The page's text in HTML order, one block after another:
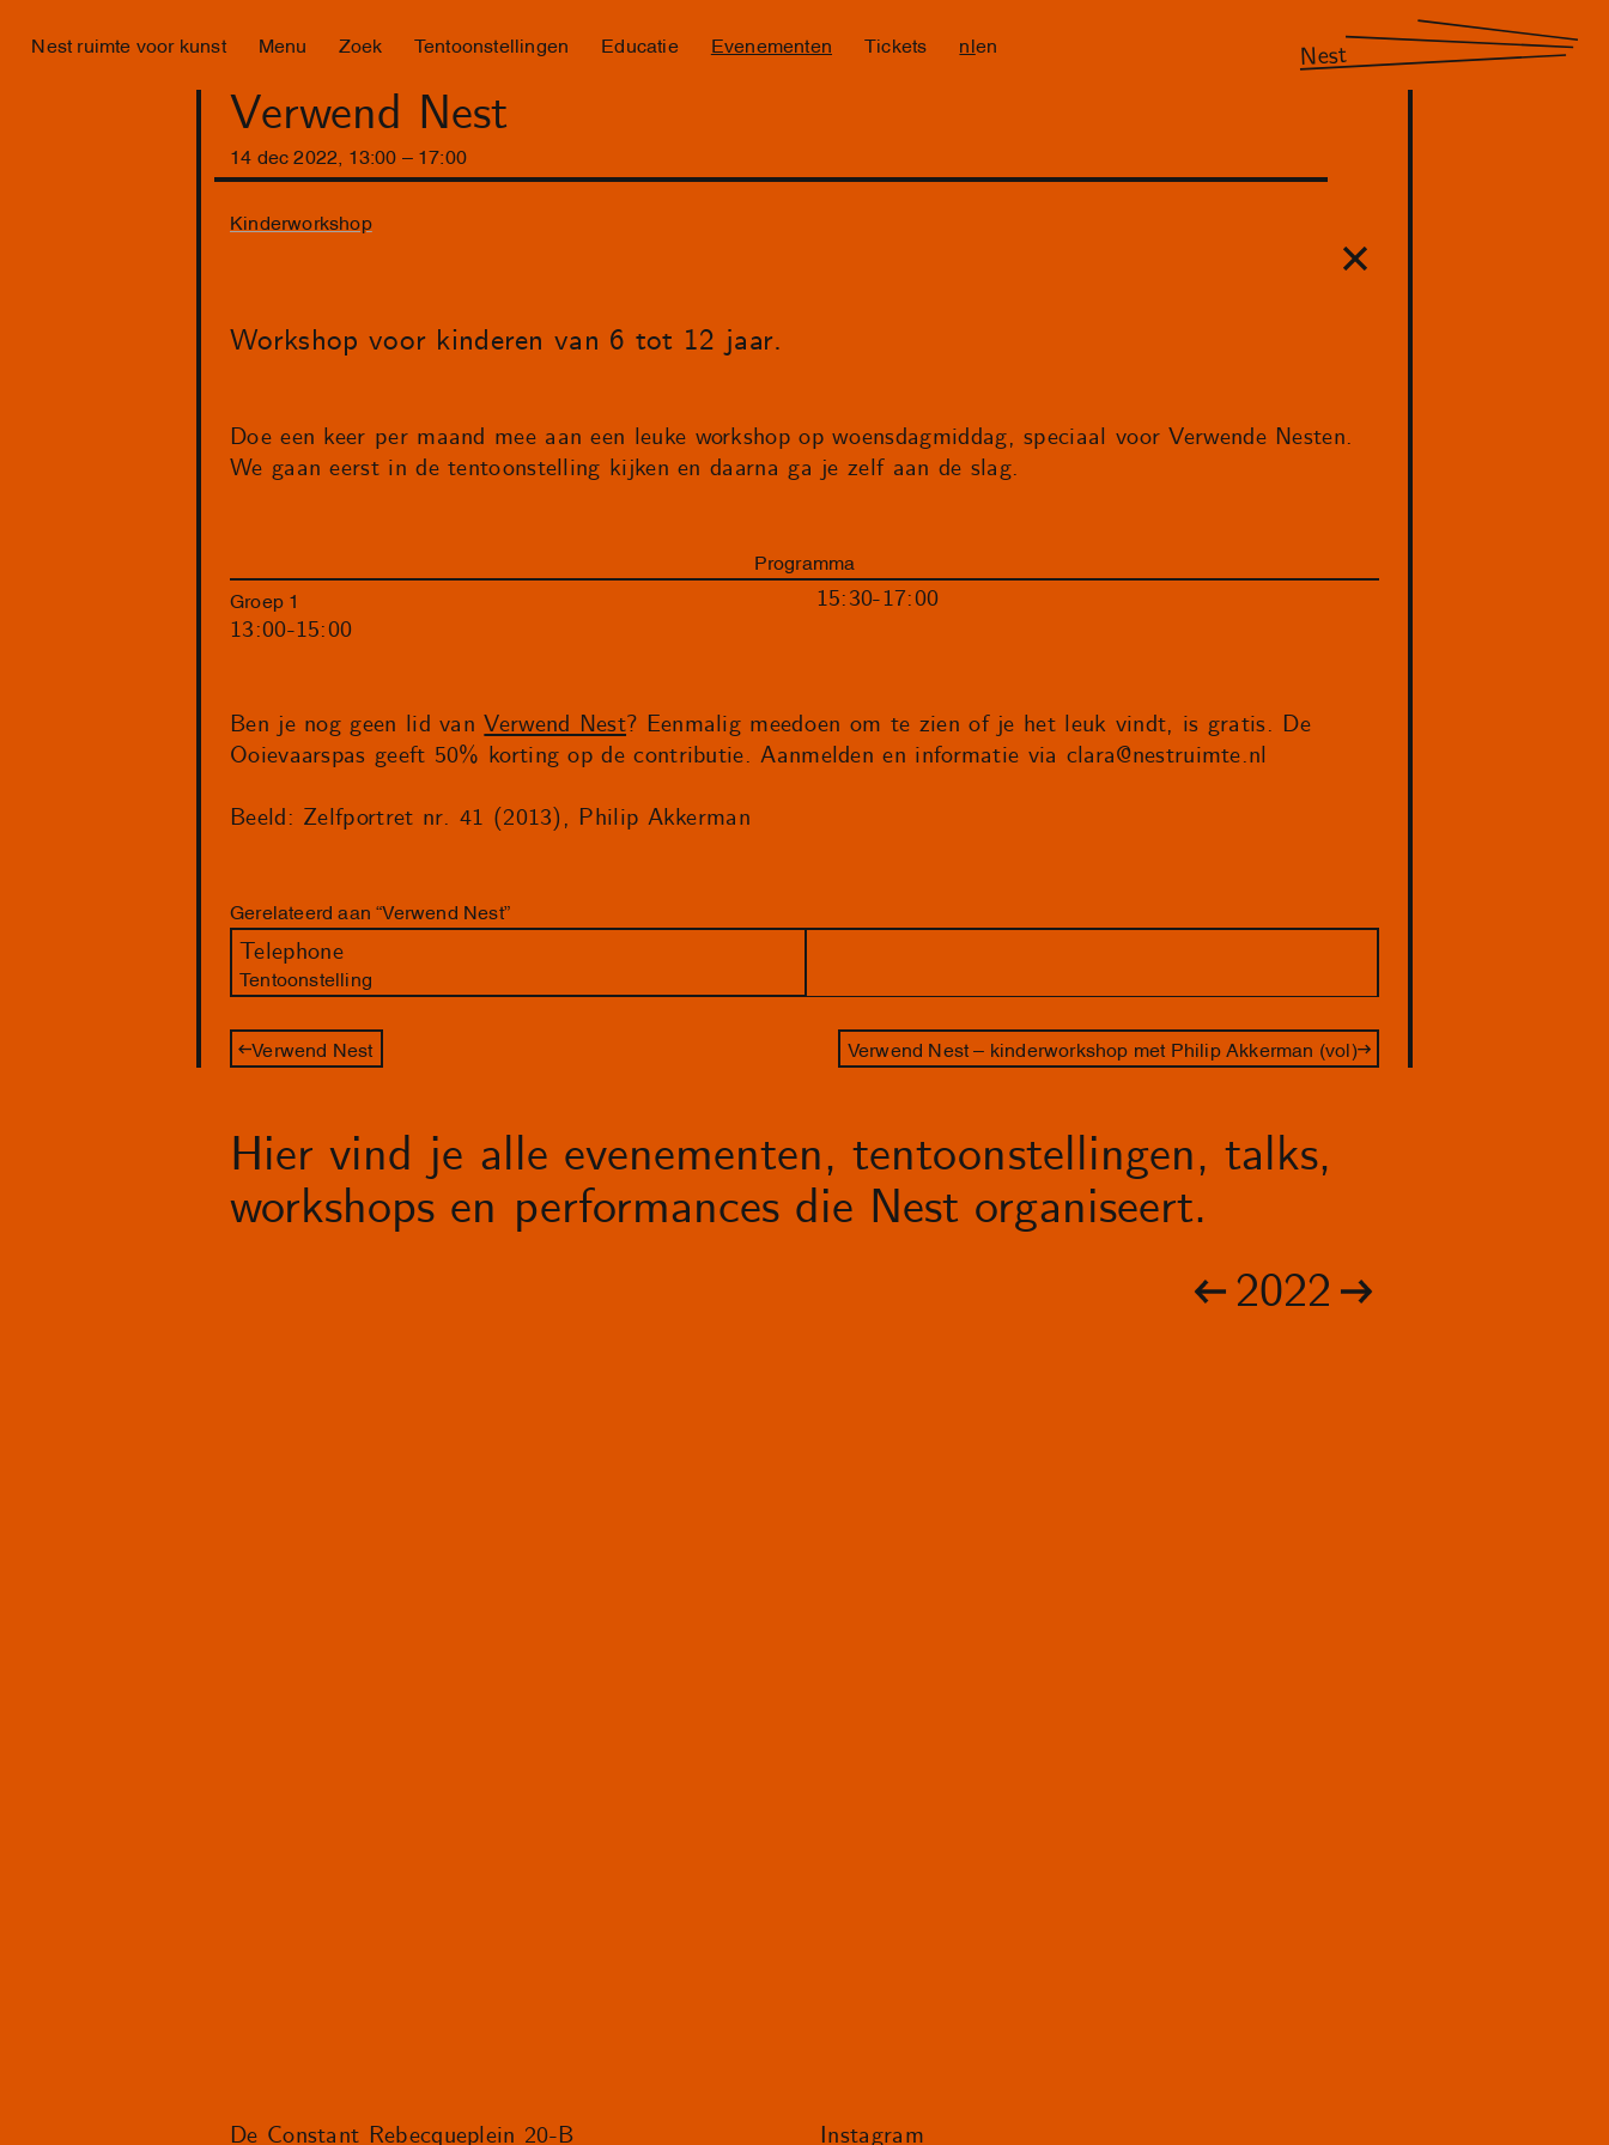
Nest ruimte voor kunst Menu Zoek Tentoonstellingen Educatie Evenementen Tickets nl en Nest
Verwend Nest
14 dec 2022 13 :00 17: 00
Kinderworkshop
Workshop voor kinderen van 6 tot 12 jaar.
Doe een keer per maand mee aan een leuke workshop op woensdagmiddag, speciaal voor Verwende Nesten.
We gaan eerst in de tentoonstelling kijken en daarna ga je zelf aan de slag.
Programma
Groep 1
13:00-15:00
15:30-17:00
Ben je nog geen lid vanVerwend Nest? Eenmalig meedoen om te zien of je het leuk vindt, is gratis. De
Ooievaarspas geeft 50% korting op de contributie. Aanmelden en informatie via clara@nestruimte.nl
Beeld: Zelfportret nr. 41 (2013), Philip Akkerman
Gerelateerd aan “Verwend Nest”
Telephone
Tentoonstelling
Verwend Nest Verwend Nest – kinderworkshop met Philip Akkerman (vol)
Hier vind je alle evenementen, tentoonstellingen, talks,
workshops en performances die Nest organiseert.
2022
De Constant Rebecqueplein 20-B Instagram